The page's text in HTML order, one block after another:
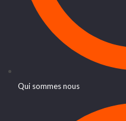
Qui sommes nous